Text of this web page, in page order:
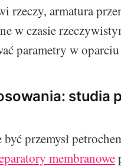
rzeczy, armatura
w czasie
parametry w
studia
być przemysł
membranowe